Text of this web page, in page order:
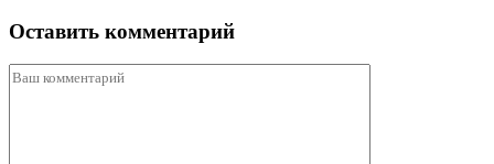
Оставить комментарий